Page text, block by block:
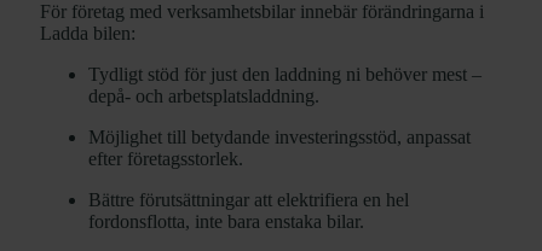
För företag med verksamhetsbilar innebär förändringarna i
Ladda bilen:
Tydligt stöd för just den laddning ni behöver mest –
depå- och arbetsplatsladdning.
Möjlighet till betydande investeringsstöd, anpassat
efter företagsstorlek.
Bättre förutsättningar att elektrifiera en hel
fordonsflotta, inte bara enstaka bilar.